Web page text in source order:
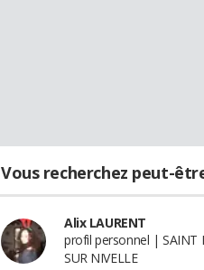
Vous recherchez peut-
Alix LAURENT
profil personnel | SAINT
SUR NIVELLE